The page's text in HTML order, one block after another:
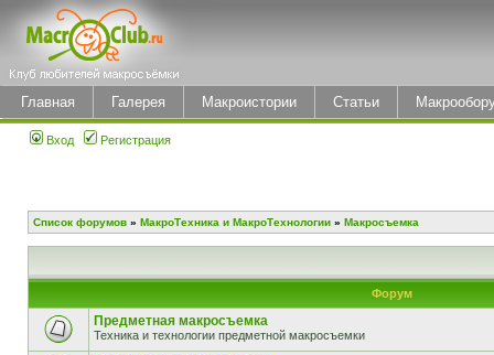
Главная Галерея Макроистории Статьи
Вход Регистрация
Список форумов » МакроТехника и МакроТехнологии » Макросъемка
Форум
Предметная макросъемка
Техника и технологии предметной макросъемки